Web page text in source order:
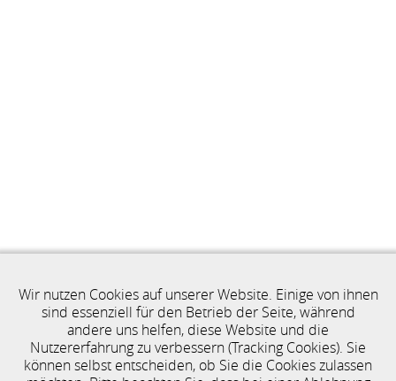
Wir nutzen Cookies auf unserer Website. Einige von ihnen
sind essenziell für den Betrieb der Seite, während
andere uns helfen, diese Website und die
Nutzererfahrung zu verbessern (Tracking Cookies). Sie
können selbst entscheiden, ob Sie die Cookies zulassen